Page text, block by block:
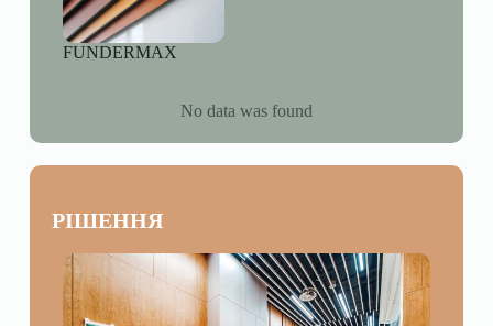
FUNDERMAX
No data was found
РІШЕННЯ